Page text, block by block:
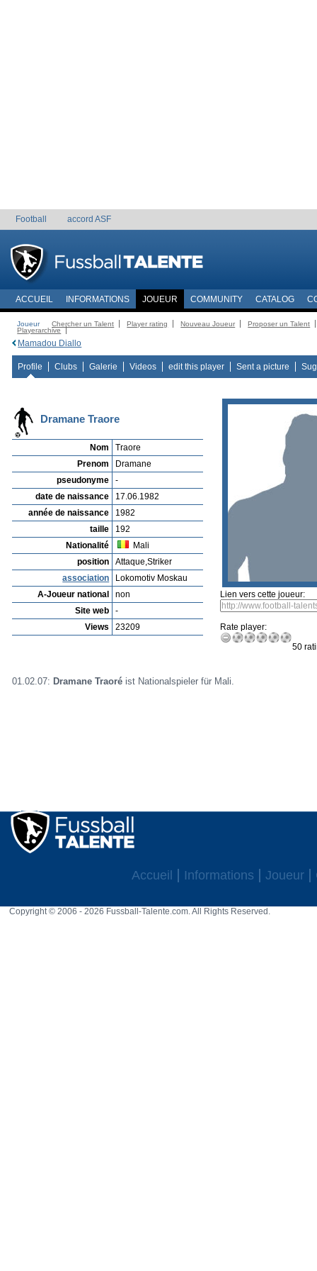
Football accord ASF
ACCUEIL INFORMATIONS JOUEUR COMMUNITY CATALOG
Joueur Chercher un Talent Player rating Nouveau Joueur
Proposer un Talent
Playerarchive
Mamadou Diallo
Profile Clubs Galerie Videos edit this player Sent a picture
Dramane Traore
Nom
Traore
Prenom
Dramane
pseudonyme
-
date de naissance
17.06.1982
année de naissance
1982
taille
192
Nationalité
Mali
position
Attaque,Striker
association
Lokomotiv Moskau
A-Joueur national
non
Site web
-
Views
23209
Lien vers cette joueur:
Rate player:
50
01.02.07: Dramane Traoré ist Nationalspieler für Mali.
Accueil Informations Joueur
Copyright © 2006 - 2026 Fussball-Talente.com. All Rights Reserved.